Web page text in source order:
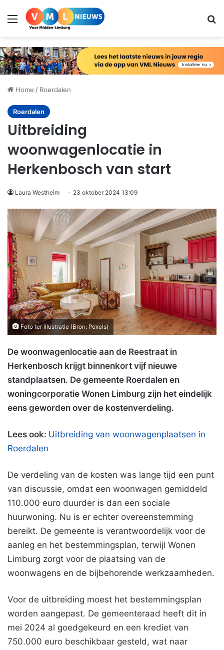
Menu
Home / Roerdalen
Roerdalen
Uitbreiding
woonwagenlocatie in
Herkenbosch van start
Laura Westheim 23 oktober 2024 13:09
Foto ter illustratie (Bron: Pexels)
De woonwagenlocatie aan de Reestraat in
Herkenbosch krijgt binnenkort vijf nieuwe
standplaatsen. De gemeente Roerdalen en
woningcorporatie Wonen Limburg zijn het eindelijk
eens geworden over de kostenverdeling.
Lees ook: Uitbreiding van woonwagenplaatsen in
Roerdalen
De verdeling van de kosten was lange tijd een punt
van discussie, omdat een woonwagen gemiddeld
110.000 euro duurder is dan een sociale
huurwoning. Nu is er echter overeenstemming
bereikt. De gemeente is verantwoordelijk voor de
aanleg en het bestemmingsplan, terwijl Wonen
Limburg zorgt voor de plaatsing van de
woonwagens en de bijbehorende werkzaamheden.
Voor de uitbreiding moest het bestemmingsplan
worden aangepast. De gemeenteraad heeft dit in
mei 2024 al goedgekeurd en een krediet van
750.000 euro beschikbaar gesteld, wat naar